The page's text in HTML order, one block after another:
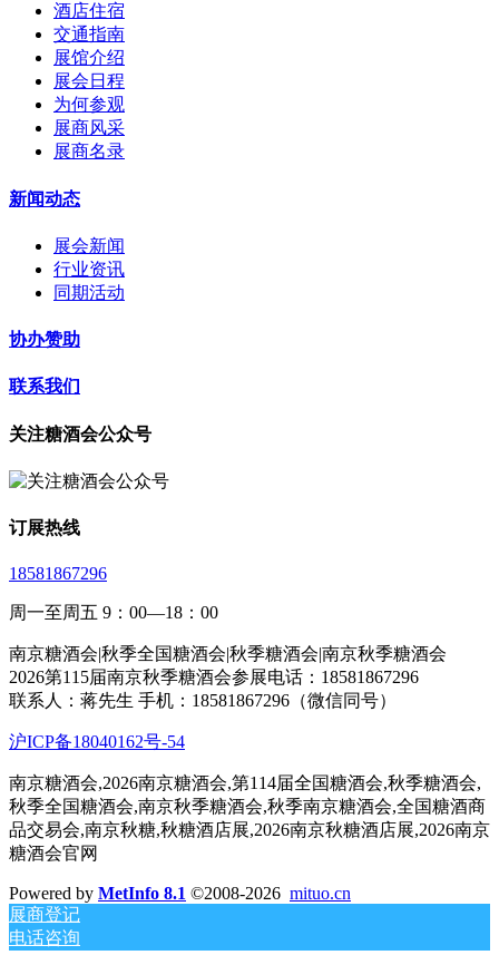
酒店住宿
交通指南
展馆介绍
展会日程
为何参观
展商风采
展商名录
新闻动态
展会新闻
行业资讯
同期活动
协办赞助
联系我们
关注糖酒会公众号
订展热线
18581867296
周一至周五 9：00—18：00
南京糖酒会|秋季全国糖酒会|秋季糖酒会|南京秋季糖酒会
2026第115届南京秋季糖酒会参展电话：18581867296
联系人：蒋先生 手机：18581867296（微信同号）
沪ICP备18040162号-54
南京糖酒会,2026南京糖酒会,第114届全国糖酒会,秋季糖酒会,
秋季全国糖酒会,南京秋季糖酒会,秋季南京糖酒会,全国糖酒商
品交易会,南京秋糖,秋糖酒店展,2026南京秋糖酒店展,2026南京
糖酒会官网
Powered by MetInfo 8.1 ©2008-2026 mituo.cn
展商登记
电话咨询